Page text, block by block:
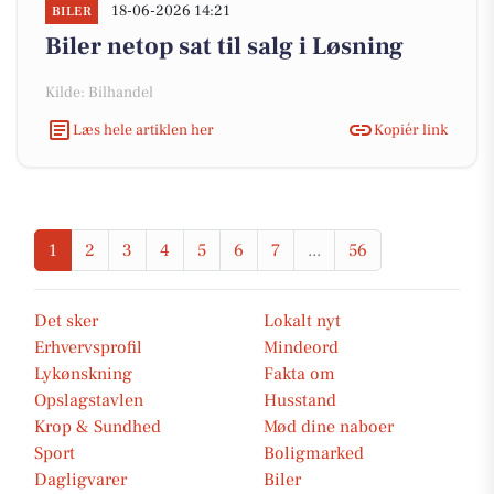
BILER 18-06-2026 14:21
Biler netop sat til salg i Løsning
Kilde: Bilhandel
Læs hele artiklen her
Kopiér link
1 2 3 4 5 6 7 ... 56
Det sker
Lokalt nyt
Erhvervsprofil
Mindeord
Lykønskning
Fakta om
Opslagstavlen
Husstand
Krop & Sundhed
Mød dine naboer
Sport
Boligmarked
Dagligvarer
Biler